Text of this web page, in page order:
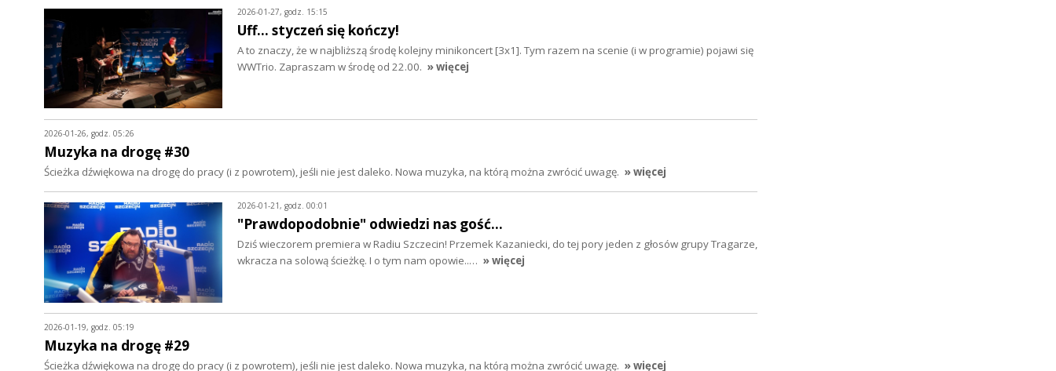
2026-01-27, godz. 15:15
Uff... styczeń się kończy!
A to znaczy, że w najbliższą środę kolejny minikoncert [3x1]. Tym razem na scenie (i w programie) pojawi się
WWTrio. Zapraszam w środę od 22.00. » więcej
2026-01-26, godz. 05:26
Muzyka na drogę #30
Ścieżka dźwiękowa na drogę do pracy (i z powrotem), jeśli nie jest daleko. Nowa muzyka, na którą można zwrócić uwagę. » więcej
2026-01-21, godz. 00:01
"Prawdopodobnie" odwiedzi nas gość...
Dziś wieczorem premiera w Radiu Szczecin! Przemek Kazaniecki, do tej pory jeden z głosów grupy Tragarze,
wkracza na solową ścieżkę. I o tym nam opowie..… » więcej
2026-01-19, godz. 05:19
Muzyka na drogę #29
Ścieżka dźwiękowa na drogę do pracy (i z powrotem), jeśli nie jest daleko. Nowa muzyka, na którą można zwrócić uwagę. » więcej